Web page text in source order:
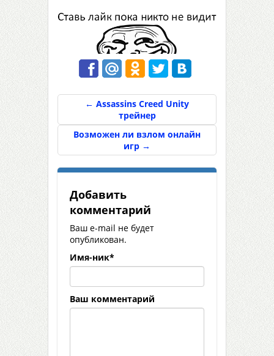
← Assassins Creed Unity
трейнер
Возможен ли взлом онлайн
игр →
Добавить
комментарий
Ваш e-mail не будет
опубликован.
Имя-ник*
Ваш комментарий